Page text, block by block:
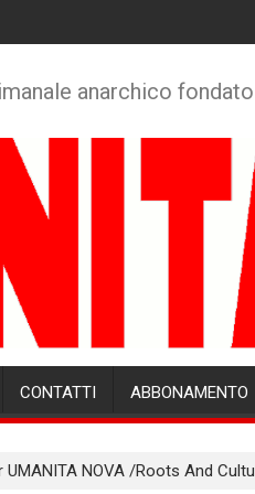
anarchico
CONTATTI ABBONAMENTO
UMANITA NOVA /Roots And